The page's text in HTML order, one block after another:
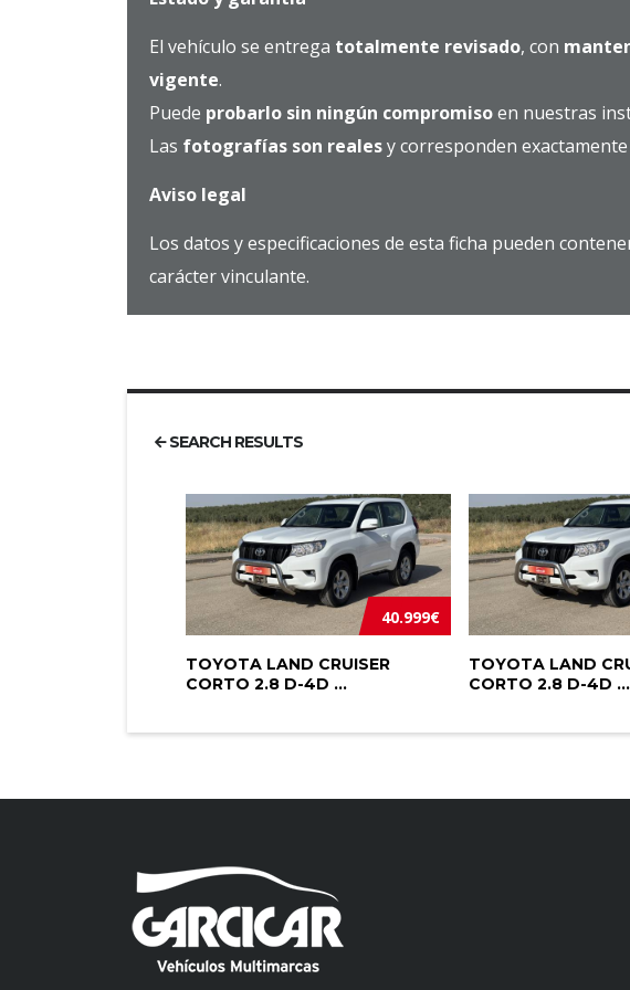
El vehículo se entrega totalmente revisado, con
vigente.
Puede probarlo sin ningún compromisoen nuestras
Las fotografías son realesy corresponden
Aviso legal
Los datos y especificaciones de esta ficha pueden
carácter vinculante.
SEARCH RESULTS
40.999€
TOYOTA LAND CRUISER
CORTO 2.8 D-4D ...
TOYOTA LAND
CORTO 2.8 D-4D ...